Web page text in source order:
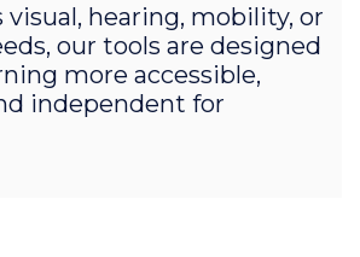
visual, hearing, mobility, or
our tools are designed
more accessible,
independent for